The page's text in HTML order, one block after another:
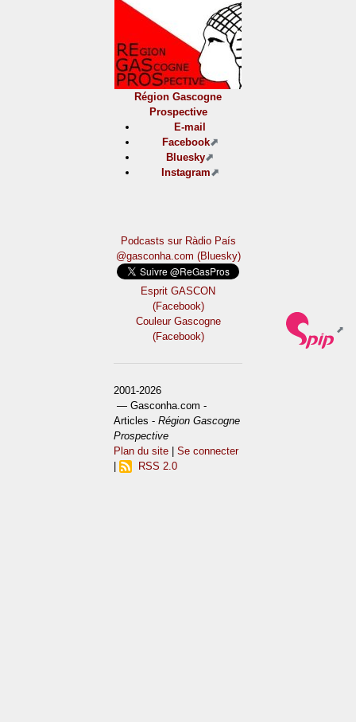
Région Gascogne
Prospective
E-mail
Facebook
Bluesky
Instagram
Podcasts sur Ràdio País
@gasconha.com (Bluesky)
Esprit GASCON
(Facebook)
Couleur Gascogne
(Facebook)
2001-2026
— Gasconha.com -
Articles -Région Gascogne
Prospective
Plan du site |Se connecter
RSS 2.0